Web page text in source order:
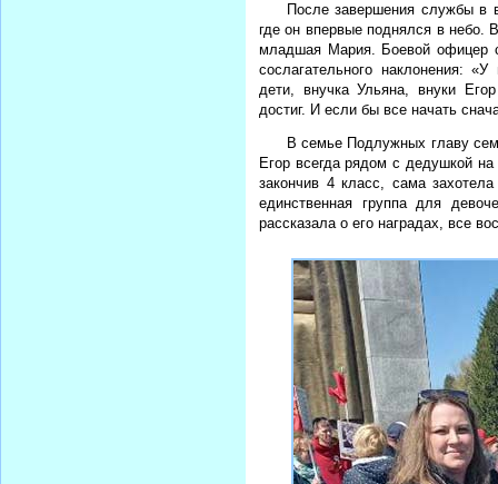
После завершения службы в
где он впервые поднялся в небо.
младшая Мария. Боевой офицер
сослагательного наклонения:
дети, внучка Ульяна, внуки
достиг. И если бы все начать
В семье Подлужных главу
Егор всегда рядом с дедушкой
закончив 4 класс, сама
единственная группа для
рассказала о его наградах, все